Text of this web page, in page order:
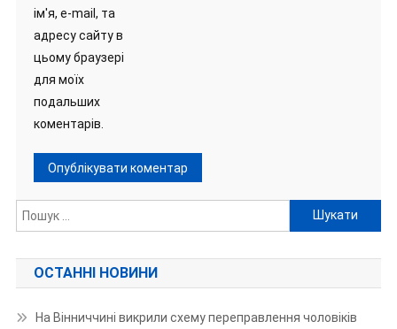
ім'я, e-mail, та
адресу сайту в
цьому браузері
для моїх
подальших
коментарів.
Пошук:
ОСТАННІ НОВИНИ
На Вінниччині викрили схему переправлення чоловіків